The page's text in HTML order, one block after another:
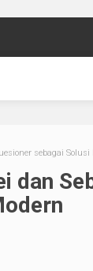
sebagai Solusi
dan